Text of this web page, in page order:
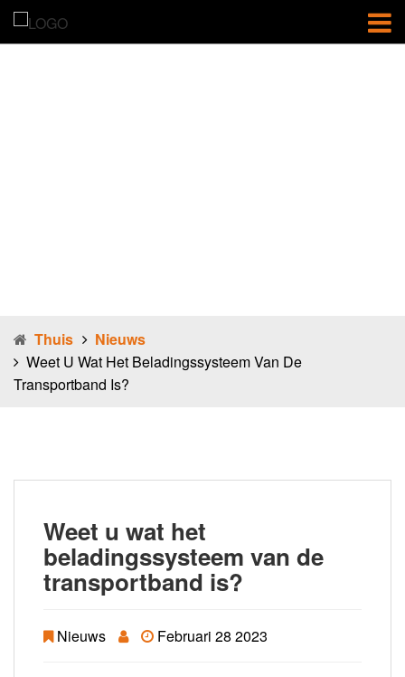
Thuis
Nieuws
Weet U Wat Het Beladingssysteem Van De
Transportband Is?
Weet u wat het
beladingssysteem van de
transportband is?
Nieuws Februari 28 2023